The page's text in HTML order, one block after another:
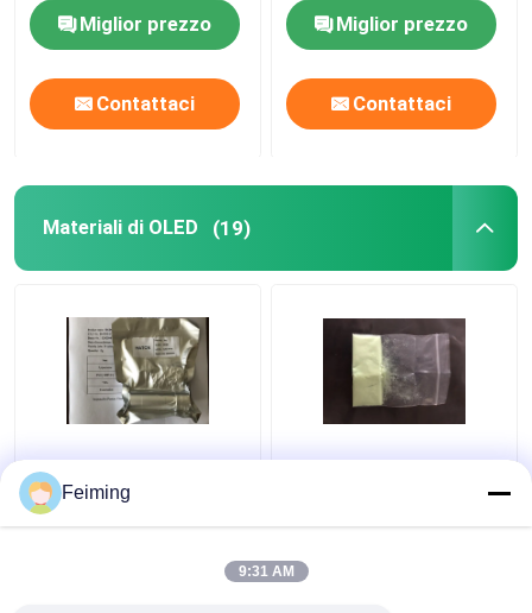
Miglior prezzo
Contattaci
Miglior prezzo
Contattaci
Materiali di OLED (19)
I materiali HAT-CN di
min 99,5% OLED della
purezza ingialliscono la
materiali organici CAS
di purezza
Feiming
9:31 AM